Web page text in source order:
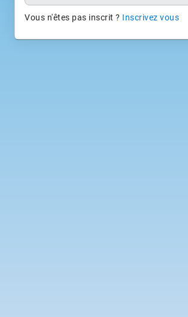
Vous n'êtes pas inscrit ? Inscrivez vous